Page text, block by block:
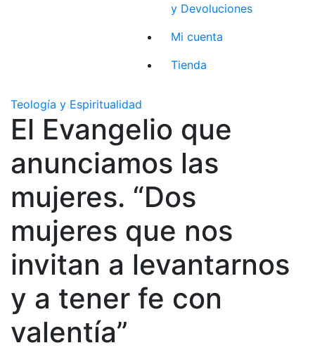
y Devoluciones
Mi cuenta
Tienda
Teología y Espiritualidad
El Evangelio que
anunciamos las
mujeres. “Dos
mujeres que nos
invitan a levantarnos
y a tener fe con
valentía”